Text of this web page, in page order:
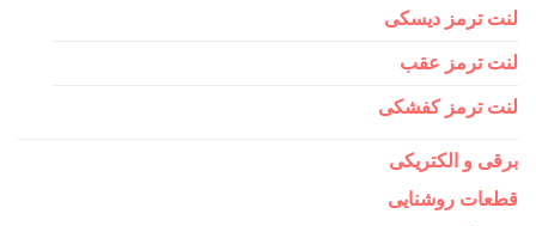
لنت ترمز دیسکی
لنت ترمز عقب
لنت ترمز کفشکی
برقی و الکتریکی
قطعات روشنایی